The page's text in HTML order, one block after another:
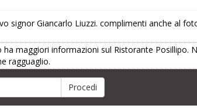
signor Giancarlo Liuzzi. complimenti anche al
maggiori informazioni sul Ristorante Posillipo.
ragguaglio.